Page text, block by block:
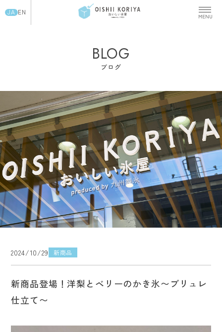
EN
JA
BLOG
ブログ
2024/10/29 新商品
新商品登場！洋梨とベリーのかき氷〜ブリュレ
仕立て〜